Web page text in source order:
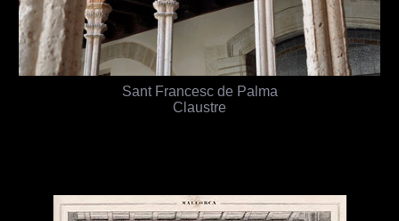
Sant Francesc de Palma
Claustre